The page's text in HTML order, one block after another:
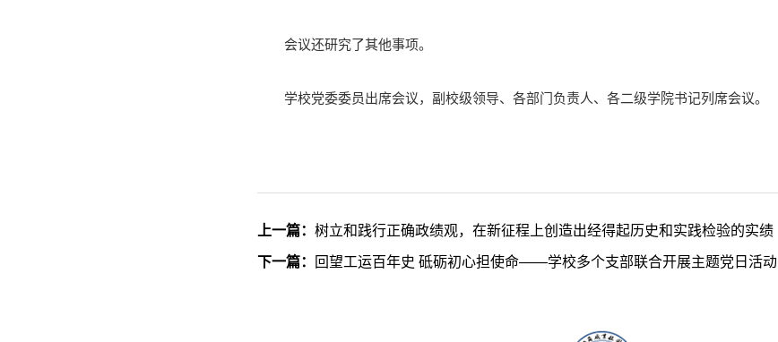
会议还研究了其他事项。
学校党委委员出席会议，副校级领导、各部门负责人、各二级学院书记列席会议。
上一篇： 树立和践行正确政绩观，在新征程上创造出经得起历史和实践检验的实绩
下一篇： 回望工运百年史 砥砺初心担使命——学校多个支部联合开展主题党日活动